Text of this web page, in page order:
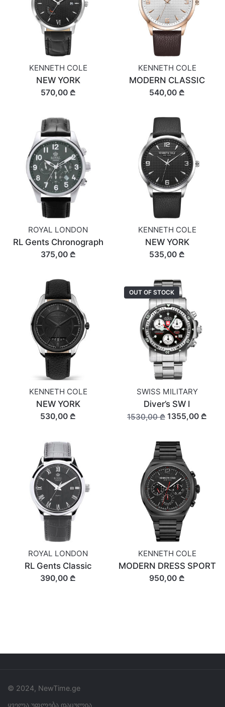
KENNETH COLE
NEW YORK
570,00 ₾
KENNETH COLE
MODERN CLASSIC
540,00 ₾
ROYAL LONDON
RL Gents Chronograph
375,00 ₾
KENNETH COLE
NEW YORK
535,00 ₾
KENNETH COLE
NEW YORK
530,00 ₾
OUT OF STOCK
SWISS MILITARY
Diver’s SW I
1530,00 ₾ 1355,00 ₾
ROYAL LONDON
RL Gents Classic
390,00 ₾
KENNETH COLE
MODERN DRESS SPORT
950,00 ₾
© 2024, NewTime.ge
ყველა უფლება დაცულია